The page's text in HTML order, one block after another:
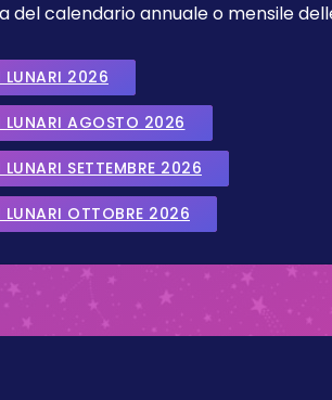
del calendario annuale o mensile
LUNARI 2026
LUNARI AGOSTO 2026
LUNARI SETTEMBRE 2026
LUNARI OTTOBRE 2026